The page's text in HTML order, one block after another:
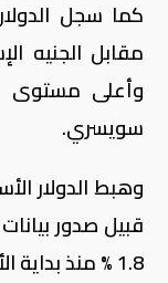
كما سجل
سويسري.
قبيل صدور
1.8 ​% منذ بداية الأسبوع.